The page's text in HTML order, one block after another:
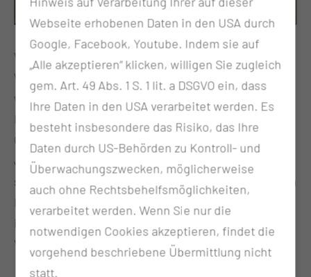
Was als Wettschuldeinlösung des Cottbuser
Wachermachers begann, hat sich zu einer
wunderbaren Spendenaktion für die
Kinderkrebsstation der MUL – CT entwickelt. Radio
Cottbus Moderator Ronny Gersch verlor die
Jahreswertung der Wachermacher-Wette und löste
seine Wettschuld ein, indem er Sporttrainerin Manja
Koal während ihrer Arbeit als Mobilisationstrainerin
in der Kinderklinik in Cottbus begleitete. Dieser
Vorschlag gewann mit 37 % aller Stimmen.
Webseite erhobenen Daten in den USA durch
Google, Facebook, Youtube. Indem sie auf
„Alle akzeptieren“ klicken, willigen Sie zugleich
gem. Art. 49 Abs. 1 S. 1 lit. a DSGVO ein, dass
Ihre Daten in den USA verarbeitet werden. Es
besteht insbesondere das Risiko, das Ihre
Daten durch US-Behörden zu Kontroll- und
Überwachungszwecken, möglicherweise
auch ohne Rechtsbehelfsmöglichkeiten,
verarbeitet werden. Wenn Sie nur die
notwendigen Cookies akzeptieren, findet die
vorgehend beschriebene Übermittlung nicht
statt.